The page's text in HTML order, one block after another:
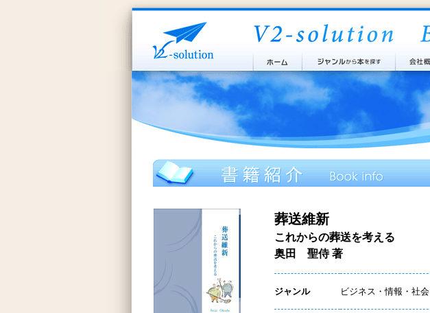
葬送維新
これからの葬送を考える
奥田 聖侍 著
ジャンル ビジネス・情報・社会